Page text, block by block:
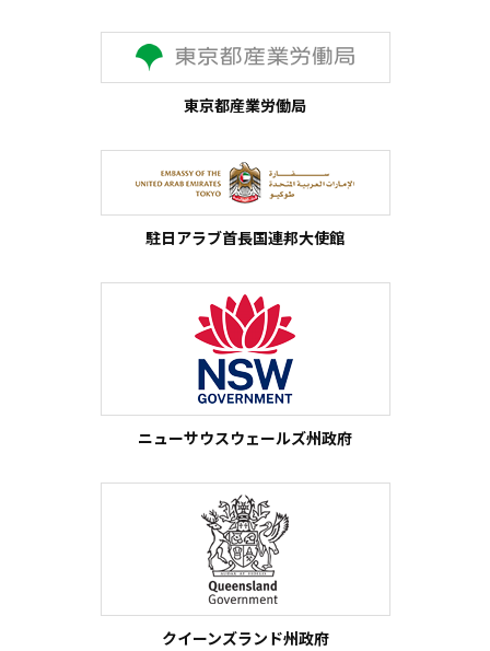
東京都産業労働局
駐日アラブ首長国連邦大使館
ニューサウスウェールズ州政府
クイーンズランド州政府